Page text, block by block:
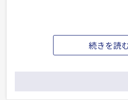
続きを読